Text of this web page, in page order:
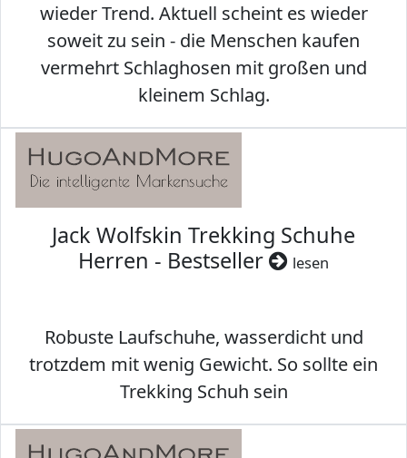
wieder Trend. Aktuell scheint es wieder
soweit zu sein - die Menschen kaufen
vermehrt Schlaghosen mit großen und
kleinem Schlag.
Jack Wolfskin Trekking Schuhe
Herren - Bestseller
lesen
Robuste Laufschuhe, wasserdicht und
trotzdem mit wenig Gewicht. So sollte ein
Trekking Schuh sein